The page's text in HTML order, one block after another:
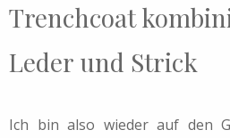
Trenchcoat
Leder und Strick
Ich bin also wieder auf den